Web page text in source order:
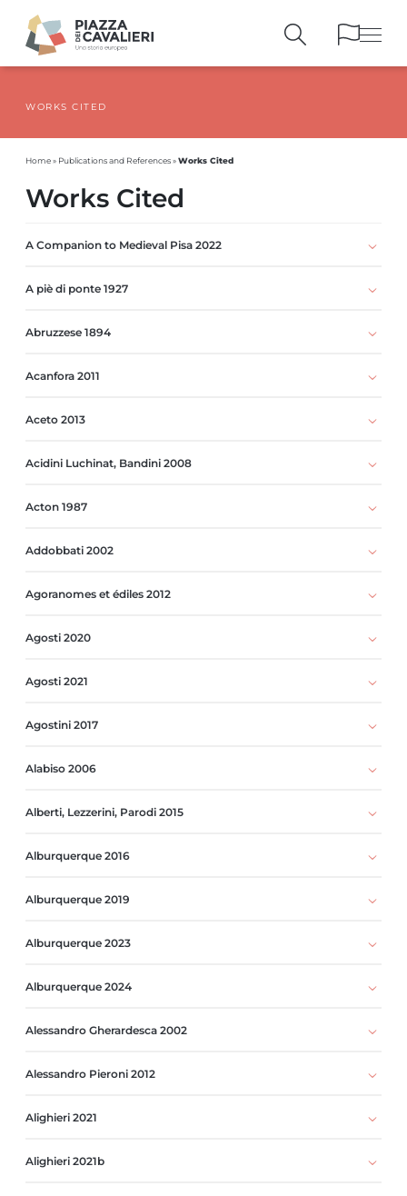
PUBLICATIONSAND REFERENCES
WORKS CITED
Home» Publications and References»Works Cited
Works Cited
A Companion to Medieval Pisa 2022
A piè di ponte 1927
Abruzzese 1894
Acanfora 2011
Aceto 2013
Acidini Luchinat, Bandini 2008
Acton 1987
Addobbati 2002
Agoranomes et édiles 2012
Agosti 2020
Agosti 2021
Agostini 2017
Alabiso 2006
Alberti, Lezzerini, Parodi 2015
Alburquerque 2016
Alburquerque 2019
Alburquerque 2023
Alburquerque 2024
Alessandro Gherardesca 2002
Alessandro Pieroni 2012
Alighieri 2021
Alighieri 2021b